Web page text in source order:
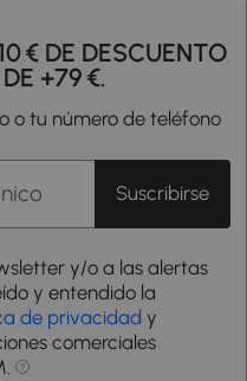
€ DE DESCUENTO
+79 €.
o tu número de teléfono
Suscribirse
y/o a las alertas
y entendido la
de privacidad y
comerciales